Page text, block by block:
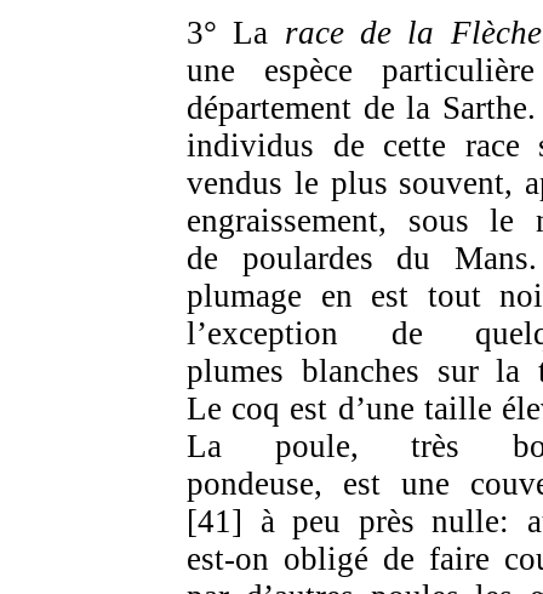
3° La race de la Flèche
une espèce
département de la
individus de cette race
vendus le plus souvent,
engraissement, sous le
de poulardes du
plumage en est tout
l’exception de
plumes blanches sur la
Le coq est d’une taille
La poule, très
pondeuse, est une
[41] à peu près nulle:
est-on obligé de faire